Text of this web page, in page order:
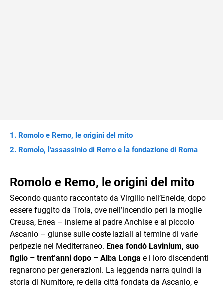
Romolo e Remo, le origini del mito
Romolo, l'assassinio di Remo e la fondazione di Roma
Romolo e Remo, le origini del mito
Secondo quanto raccontato da Virgilio nell’Eneide, dopo
essere fuggito da Troia, ove nell’incendio perì la moglie
Creusa, Enea – insieme al padre Anchise e al piccolo
Ascanio – giunse sulle coste laziali al termine di varie
peripezie nel Mediterraneo. Enea fondò Lavinium, suo
figlio – trent’anni dopo – Alba Longa e i loro discendenti
regnarono per generazioni. La leggenda narra quindi la
storia di Numitore, re della città fondata da Ascanio, e